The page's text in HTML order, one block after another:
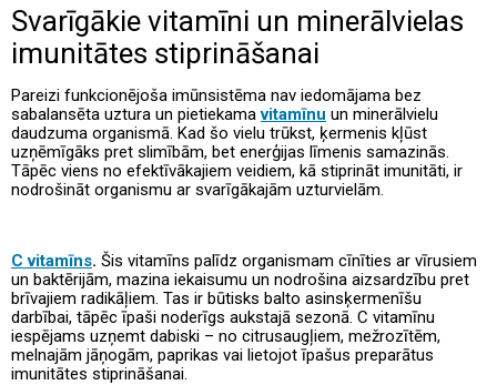
Svarīgākie vitamīni un minerālvielas
imunitātes stiprināšanai
Pareizi funkcionējoša imūnsistēma nav iedomājama bez
sabalansēta uztura un pietiekamavitamīnu un minerālvielu
daudzuma organismā. Kad šo vielu trūkst, ķermenis kļūst
uzņēmīgāks pret slimībām, bet enerģijas līmenis samazinās.
Tāpēc viens no efektīvākajiem veidiem, kā stiprināt imunitāti, ir
nodrošināt organismu ar svarīgākajām uzturvielām.
C vitamīns. Šis vitamīns palīdz organismam cīnīties ar vīrusiem
un baktērijām, mazina iekaisumu un nodrošina aizsardzību pret
brīvajiem radikāļiem. Tas ir būtisks balto asinsķermenīšu
darbībai, tāpēc īpaši noderīgs aukstajā sezonā. C vitamīnu
iespējams uzņemt dabiski – no citrusaugļiem, mežrozītēm,
melnajām jāņogām, paprikas vai lietojot īpašus preparātus
imunitātes stiprināšanai.